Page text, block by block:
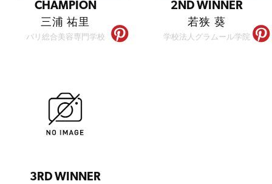
CHAMPION
三浦 祐里
パリ総合美容専門学校
2ND WINNER
若狭 葵
学校法人グラムール学院
3RD WINNER